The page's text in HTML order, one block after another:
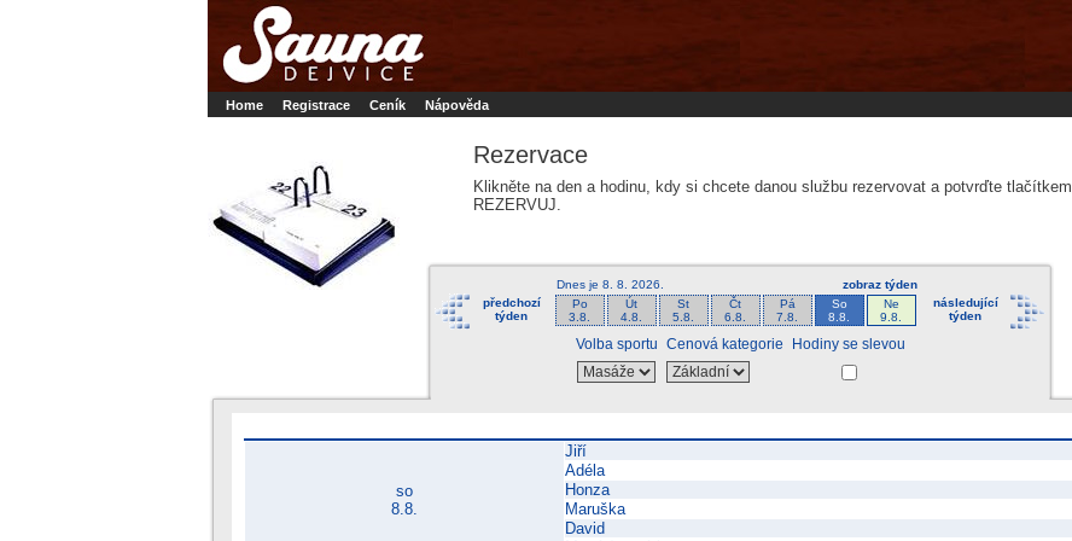
Booker online rezerva�n� syst�m
Rezervujse - Port�l pro online rezervace sportu
Home Registrace Ceník Nápověda
Rezervace
Klikněte na den a hodinu, kdy si chcete danou službu rezervovat a potvrďte tlačítkem
REZERVUJ.
předchozí
týden
Dnes je 8. 8. 2026
zobraz týden
následující
týden
Po
3.8.
Út
4.8.
St
5.8.
Čt
6.8.
Pá
7.8.
So
8.8.
Ne
9.8.
Volba sportu Cenová kategorie Hodiny se slevou
so
8.8.
Jiří
Adéla
Honza
Maruška
David